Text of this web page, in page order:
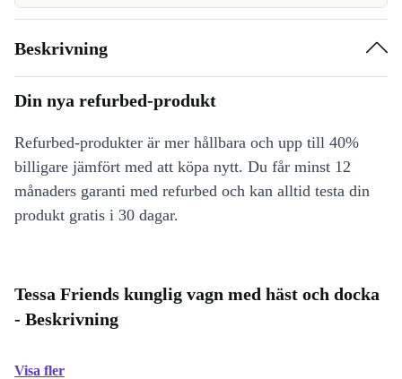
Beskrivning
Din nya refurbed-produkt
Refurbed-produkter är mer hållbara och upp till 40%
billigare jämfört med att köpa nytt. Du får minst 12
månaders garanti med refurbed och kan alltid testa din
produkt gratis i 30 dagar.
Tessa Friends kunglig vagn med häst och docka
- Beskrivning
Visa fler